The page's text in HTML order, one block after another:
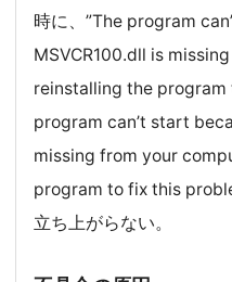
時に、”The program
MSVCR100.dll is
reinstalling the program
program can’t start
missing from your
program to fix this
立ち上がらない。